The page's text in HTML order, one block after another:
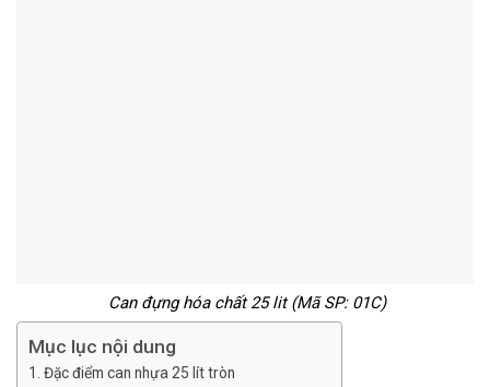
Can đựng hóa chất 25 lit(Mã SP: 01C)
Mục lục nội dung
Đặc điểm can nhựa 25 lít tròn